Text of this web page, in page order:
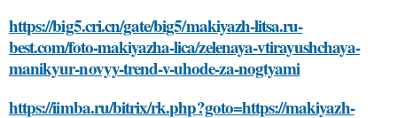
https://big5.cri.cn/gate/big5/makiyazh-litsa.ru-
best.com/foto-makiyazha-lica/zelenaya-vtirayushchaya-
manikyur-novyy-trend-v-uhode-za-nogtyami
https://iimba.ru/bitrix/rk.php?goto=https://makiyazh-